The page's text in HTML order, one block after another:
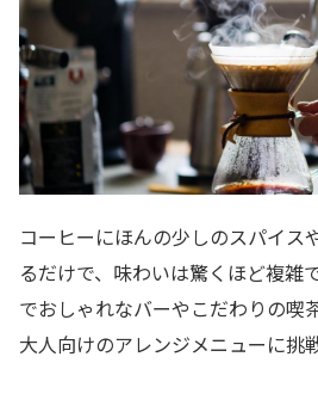
コーヒーにほんの少しのスパイス
るだけで、味わいは驚くほど複雑
でおしゃれなバーやこだわりの喫
大人向けのアレンジメニューに挑